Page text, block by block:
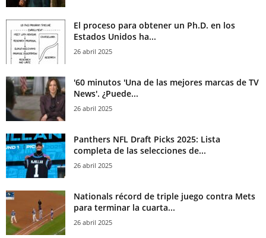
El proceso para obtener un Ph.D. en los
Estados Unidos ha...
26 abril 2025
'60 minutos 'Una de las mejores marcas de TV
News'. ¿Puede...
26 abril 2025
Panthers NFL Draft Picks 2025: Lista
completa de las selecciones de...
26 abril 2025
Nationals récord de triple juego contra Mets
para terminar la cuarta...
26 abril 2025